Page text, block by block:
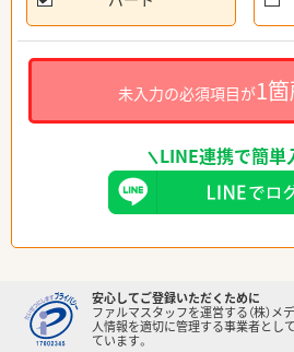
未入力の必須項目が1
LINE連携で簡単
安心してご登録いただくために
ファルマスタッフを運営する（株）メ
人情報を適切に管理する事業者とし
ています。